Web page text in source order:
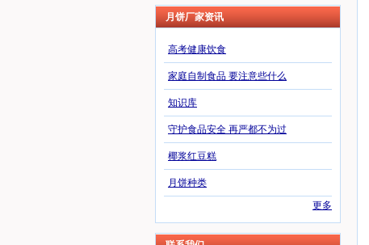
月饼厂家资讯
高考健康饮食
家庭自制食品 要注意些什么
知识库
守护食品安全 再严都不为过
椰浆红豆糕
月饼种类
更多